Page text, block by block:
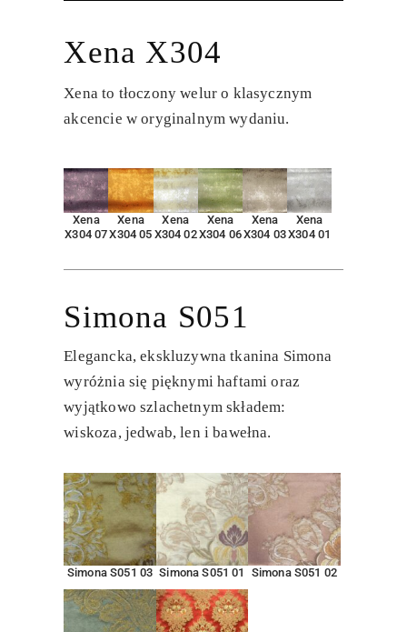
Xena X304
Xena to tłoczony welur o klasycznym
akcencie w oryginalnym wydaniu.
Xena
X304 07
Xena
X304 05
Xena
X304 02
Xena
X304 06
Xena
X304 03
Xena
X304 01
Simona S051
Elegancka, ekskluzywna tkanina Simona
wyróżnia się pięknymi haftami oraz
wyjątkowo szlachetnym składem:
wiskoza, jedwab, len i bawełna.
Simona S051 03 Simona S051 01 Simona S051 02